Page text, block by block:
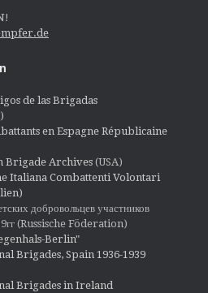
de las Brigadas
en Espagne Républicaine
Brigade Archives (USA)
Italiana Combattenti Volontari
добровольцев участников
(Russische Föderation)
Berlin"
Brigades, Spain 1936-1939
Brigades in Ireland